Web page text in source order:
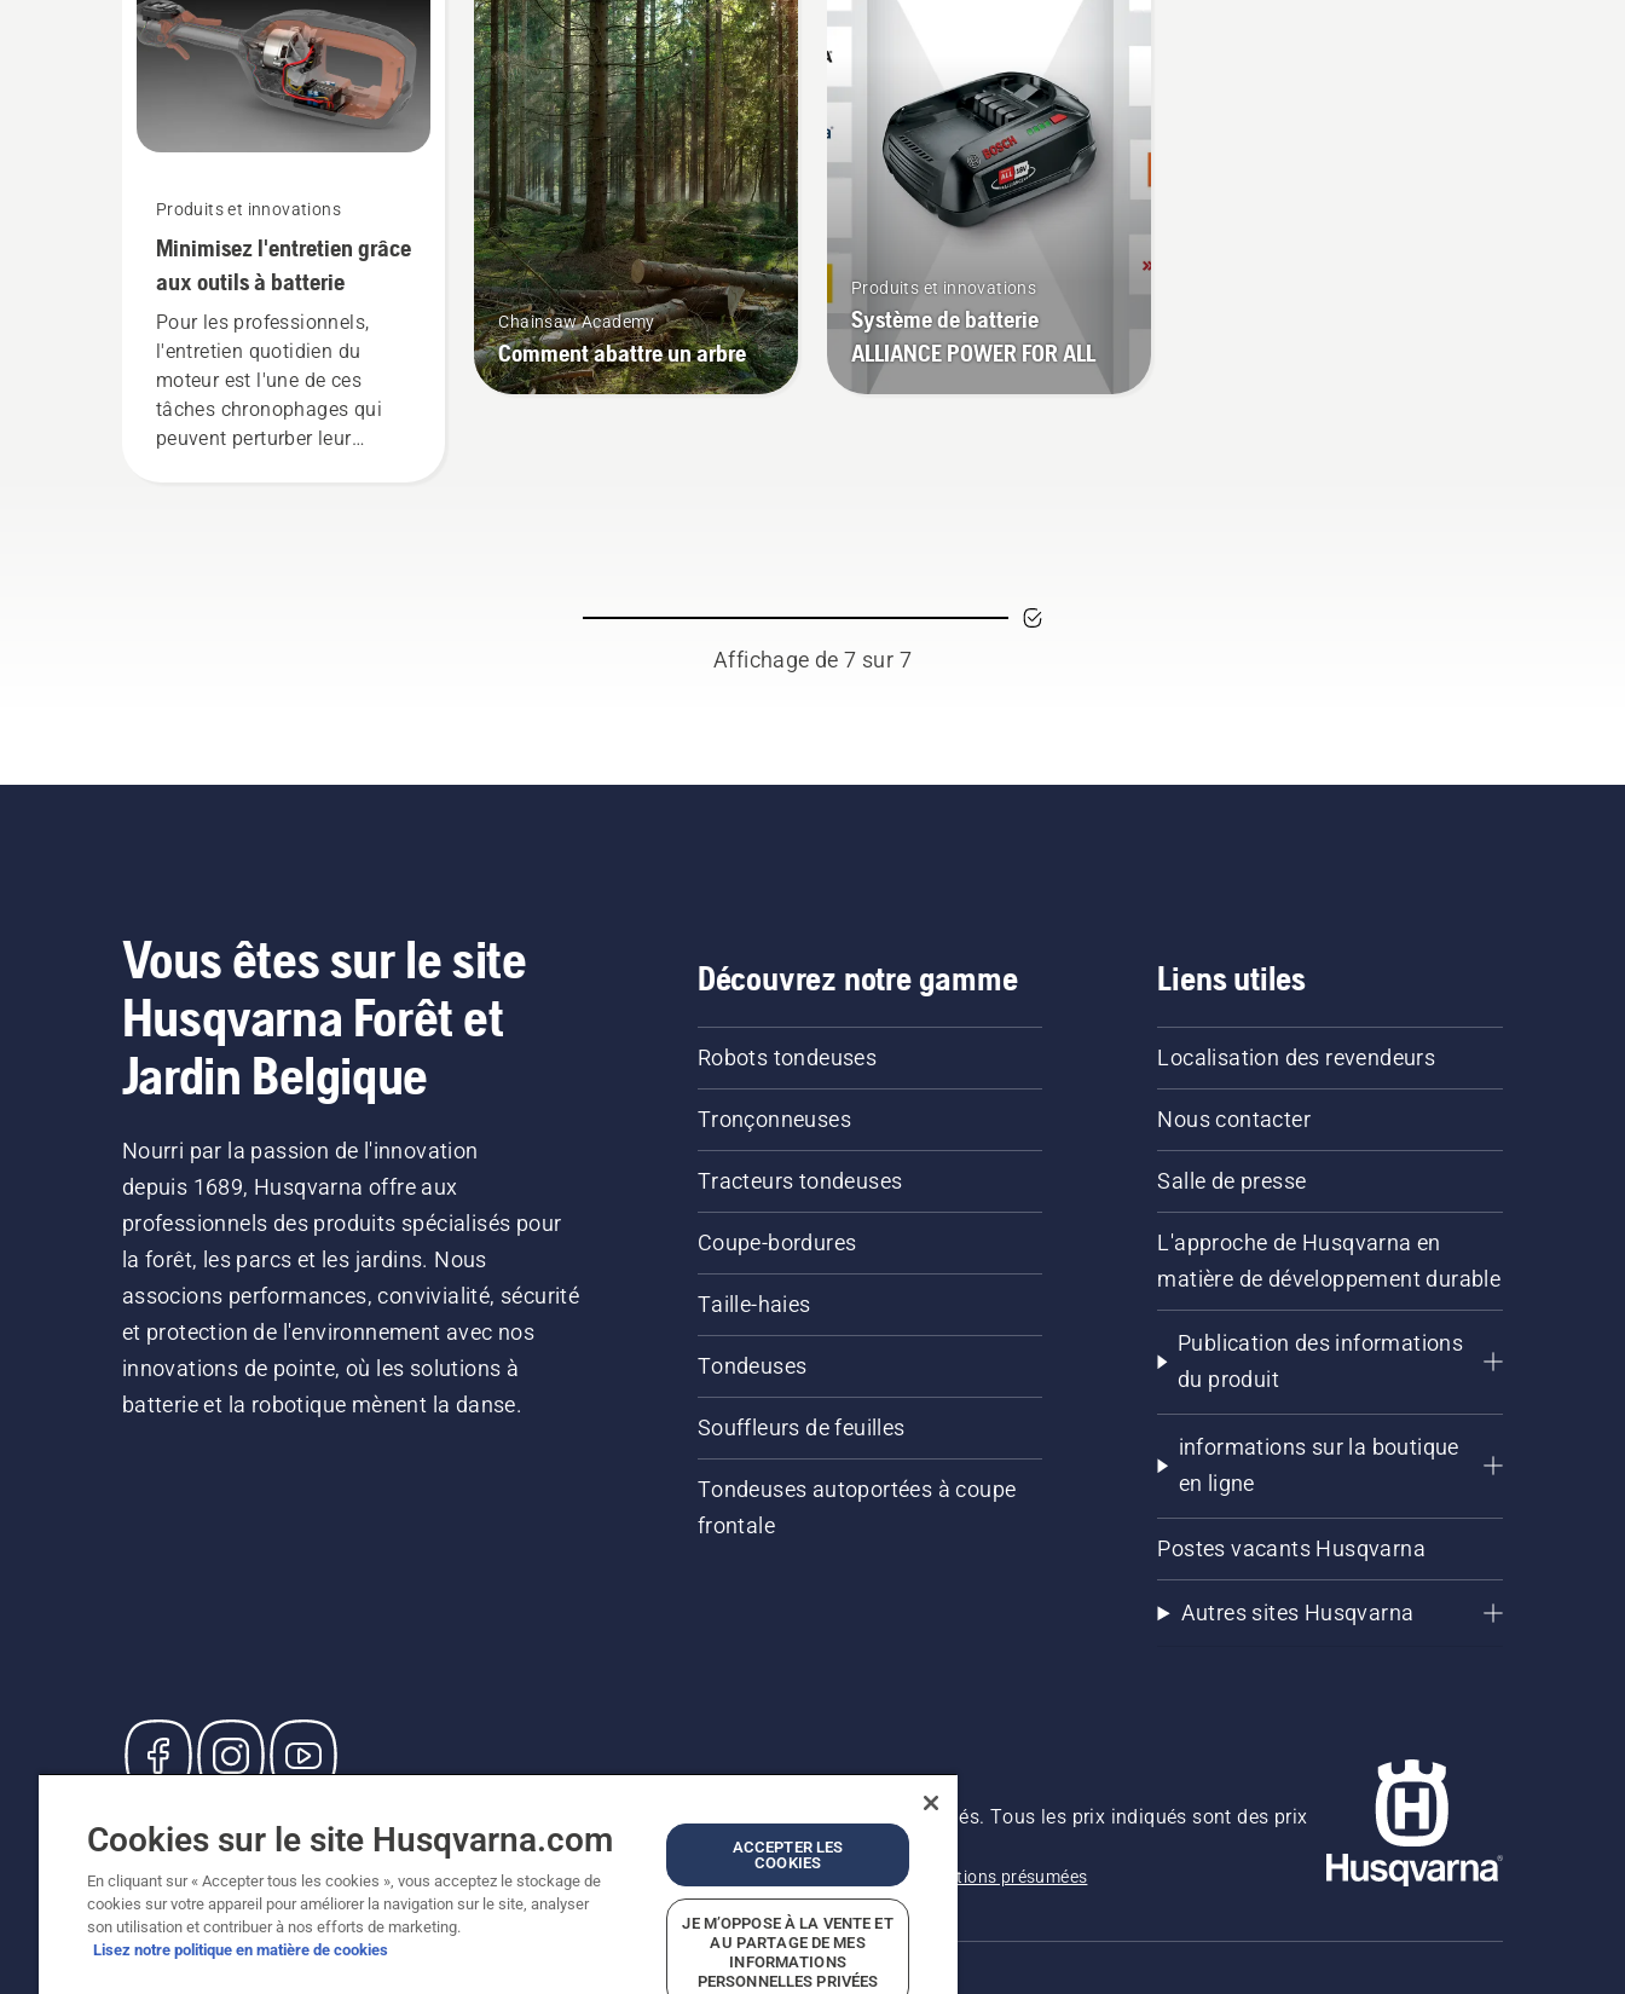
responsable produit pour les
machines portatives
électriques et à batterie
chez Husqvarna.
Produits et innovations
Minimisez l'entretien grâce
aux outils à batterie
Pour les professionnels,
l'entretien quotidien du
moteur est l'une de ces
tâches chronophages qui
peuvent perturber leur
lors de la coupe d'herbe
fine. Il vous suffit d'appuyer
sur un bouton du coupe-
bordures à batterie pour
activer et désactiver le mode
savE.
Chainsaw Academy
Comment abattre un arbre
Produits et innovations
Système de batterie
ALLIANCE POWER FOR ALL
Affichage de 7 sur 7
Vous êtes sur le site
Husqvarna Forêt et
Jardin Belgique
Nourri par la passion de l'innovation
depuis 1689, Husqvarna offre aux
professionnels des produits spécialisés pour
la forêt, les parcs et les jardins. Nous
associons performances, convivialité, sécurité
et protection de l'environnement avec nos
innovations de pointe, où les solutions à
batterie et la robotique mènent la danse.
Découvrez notre gamme
Robots tondeuses
Tronçonneuses
Tracteurs tondeuses
Coupe-bordures
Taille-haies
Tondeuses
Souffleurs de feuilles
Tondeuses autoportées à coupe
frontale
Liens utiles
Localisation des revendeurs
Nous contacter
Salle de presse
L'approche de Husqvarna en
matière de développement durable
Publication des informations
du produit
informations sur la boutique
en ligne
Postes vacants Husqvarna
Autres sites Husqvarna
© Husqvarna AB (publ). Tous droits réservés. Les prix indiqués sont des prix de vente conseillés. Tous les prix indiqués sont des prix
de vente recommandés (TVA incluse), sauf si le produit est disponible pour un achat direct.
Politique relative aux cookies Conditions d'utilisation Avis de confidentialité Signalement de violations présumées
Cookies sur le site Husqvarna.com
En cliquant sur « Accepter tous les cookies », vous acceptez le stockage de
cookies sur votre appareil pour améliorer la navigation sur le site, analyser
son utilisation et contribuer à nos efforts de marketing.
Lisez notre politique en matière de cookies
ACCEPTER LES
COOKIES
JE M’OPPOSE À LA VENTE ET
AU PARTAGE DE MES
INFORMATIONS
PERSONNELLES PRIVÉES